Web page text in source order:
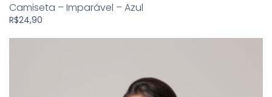
Camiseta – Imparável – Azul
R$24,90